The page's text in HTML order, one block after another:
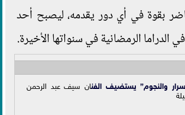
بقوة في أي دور يقدمه، ليصبح أحد
الدراما الرمضانية في سنواتها الأخيرة.
والنجوم” يستضيف الفنان سيف عبد الرحمن